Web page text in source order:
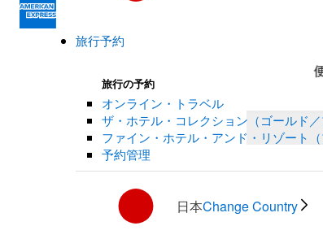
旅行予約
旅行の予約
オンライン・トラベル
ザ・ホテル・コレクション（ゴールド
ファイン・ホテル・アンド・リゾート（
予約管理
日本Change Country